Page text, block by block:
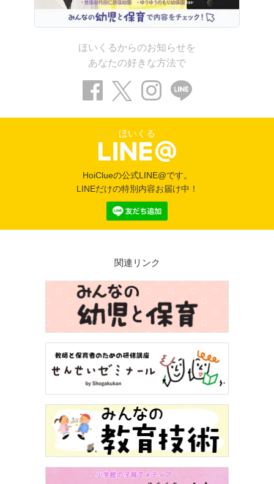
ほいくるからのお知らせを
あなたの好きな方法で
ほいくる
HoiClueの公式LINE@です。
LINEだけの特別内容お届け中！
関連リンク